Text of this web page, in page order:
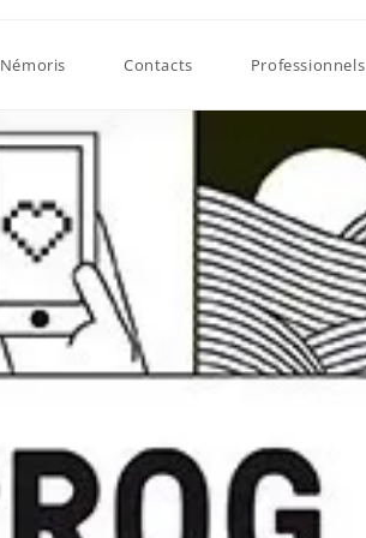
Némoris Contacts Professionnels